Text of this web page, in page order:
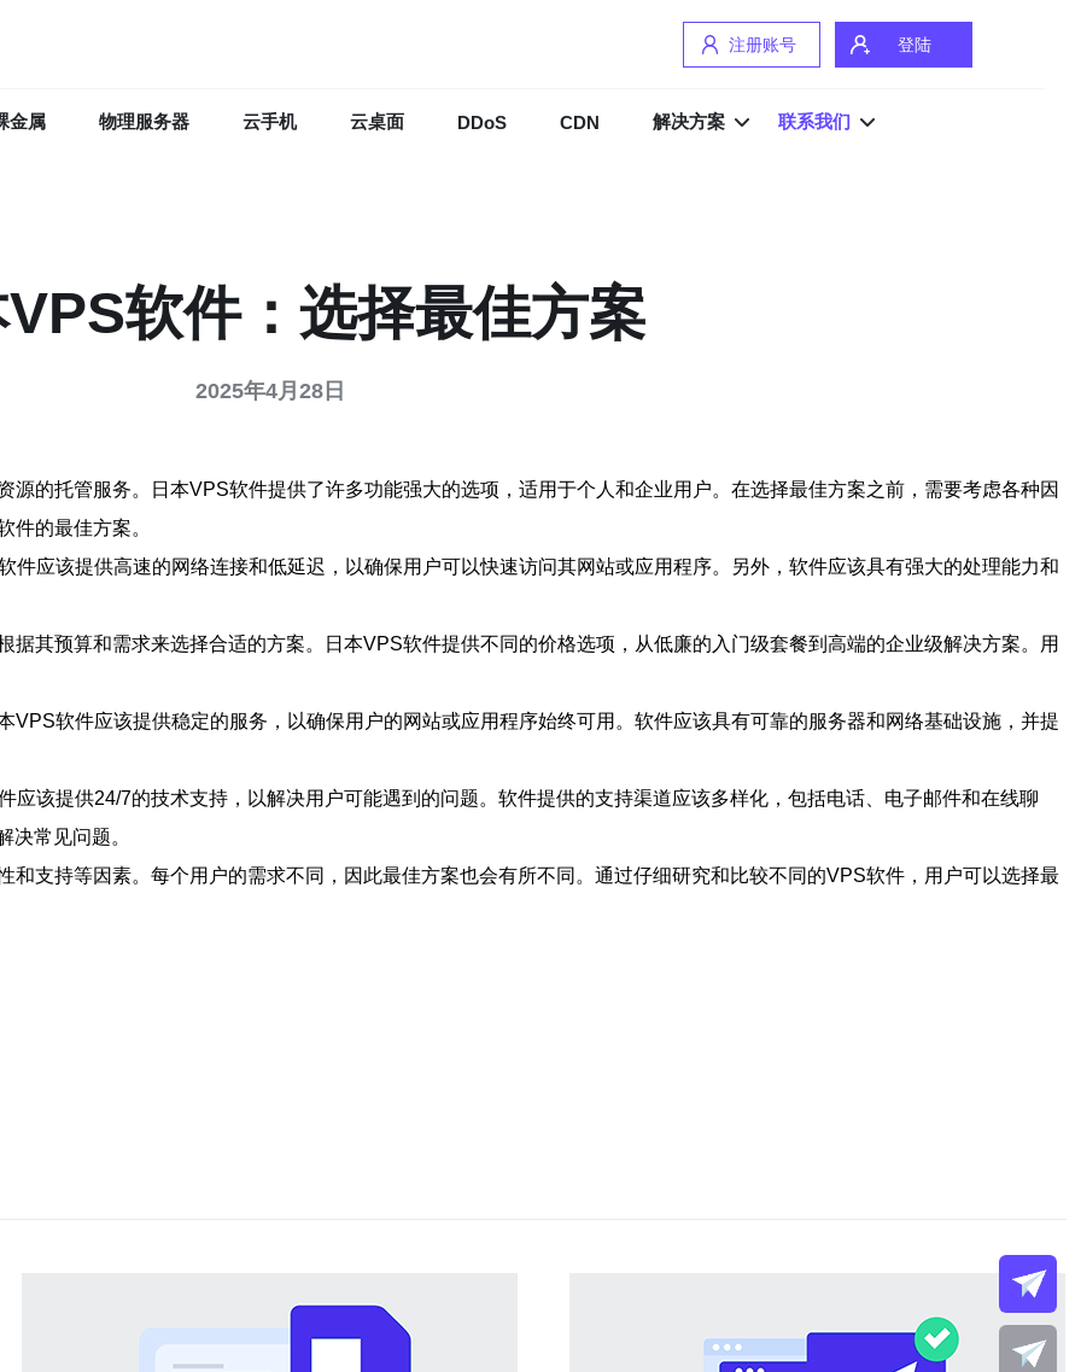
注册账号 登陆
金属 物理服务器 云手机 云桌面 DDoS CDN 解决方案 联系我们
软件：选择最佳方案
2025年4月28日
的托管服务。日本VPS软件提供了许多功能强大的选项，适用于个人和企业用户。在选择最佳方案之前，需要考虑各种因
件的最佳方案。
应该提供高速的网络连接和低延迟，以确保用户可以快速访问其网站或应用程序。另外，软件应该具有强大的处理能力和
其预算和需求来选择合适的方案。日本VPS软件提供不同的价格选项，从低廉的入门级套餐到高端的企业级解决方案。用
软件应该提供稳定的服务，以确保用户的网站或应用程序始终可用。软件应该具有可靠的服务器和网络基础设施，并提
该提供24/7的技术支持，以解决用户可能遇到的问题。软件提供的支持渠道应该多样化，包括电话、电子邮件和在线聊
决常见问题。
支持等因素。每个用户的需求不同，因此最佳方案也会有所不同。通过仔细研究和比较不同的VPS软件，用户可以选择最